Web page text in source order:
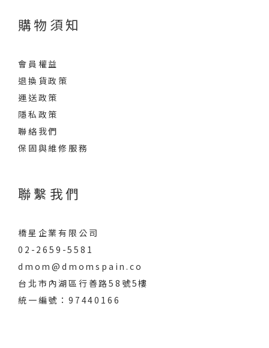
購物須知
會員權益
退換貨政策
運送政策
隱私政策
聯絡我們
保固與維修服務
聯繫我們
橋星企業有限公司
02-2659-5581
dmom@dmomspain.co
台北市內湖區行善路58號5樓
統一編號：97440166